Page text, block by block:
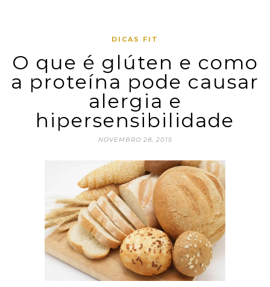
DICAS FIT
O que é glúten e como
a proteína pode causar
alergia e
hipersensibilidade
NOVEMBRO 28, 2015